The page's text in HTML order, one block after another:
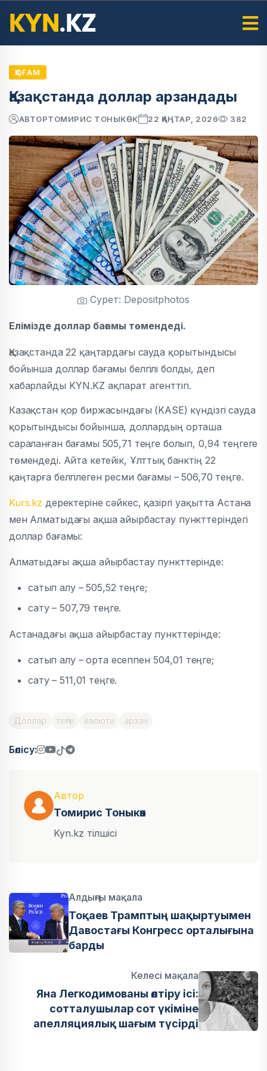
ҚОҒАМ
Қазақстанда доллар арзандады
АВТОРТОМИРИС ТОНЫКӨК 22 ҚАҢТАР, 2026 382
Сурет: Depositphotos
Елімізде доллар бағамы төмендеді.
Қазақстанда 22 қаңтардағы сауда қорытындысы
бойынша доллар бағамы белгілі болды, деп
хабарлайды KYN.KZ ақпарат агенттігі.
Казақстан қор биржасындағы (KASE) күндізгі сауда
қорытындысы бойынша, доллардың орташа
сараланған бағамы 505,71 теңге болып, 0,94 теңгеге
төмендеді. Айта кетейік, Ұлттық банктің 22
қаңтарға белгілеген ресми бағамы – 506,70 теңге.
Kurs.kz деректеріне сәйкес, қазіргі уақытта Астана
мен Алматыдағы ақша айырбастау пункттеріндегі
доллар бағамы:
Алматыдағы ақша айырбастау пункттерінде:
сатып алу – 505,52 теңге;
сату – 507,79 теңге.
Астанадағы ақша айырбастау пункттерінде:
сатып алу – орта есеппен 504,01 теңге;
сату – 511,01 теңге.
Доллар теңге валюта арзан
Бөлісу:
Автор
Томирис Тоныкөк
Kyn.kz тілшісі
Алдыңғы мақала
Тоқаев Трамптың шақыртуымен
Давостағы Конгресс орталығына
барды
Келесі мақала
Яна Легкодимованы өлтіру ісі:
сотталушылар сот үкіміне
апелляциялық шағым түсірді